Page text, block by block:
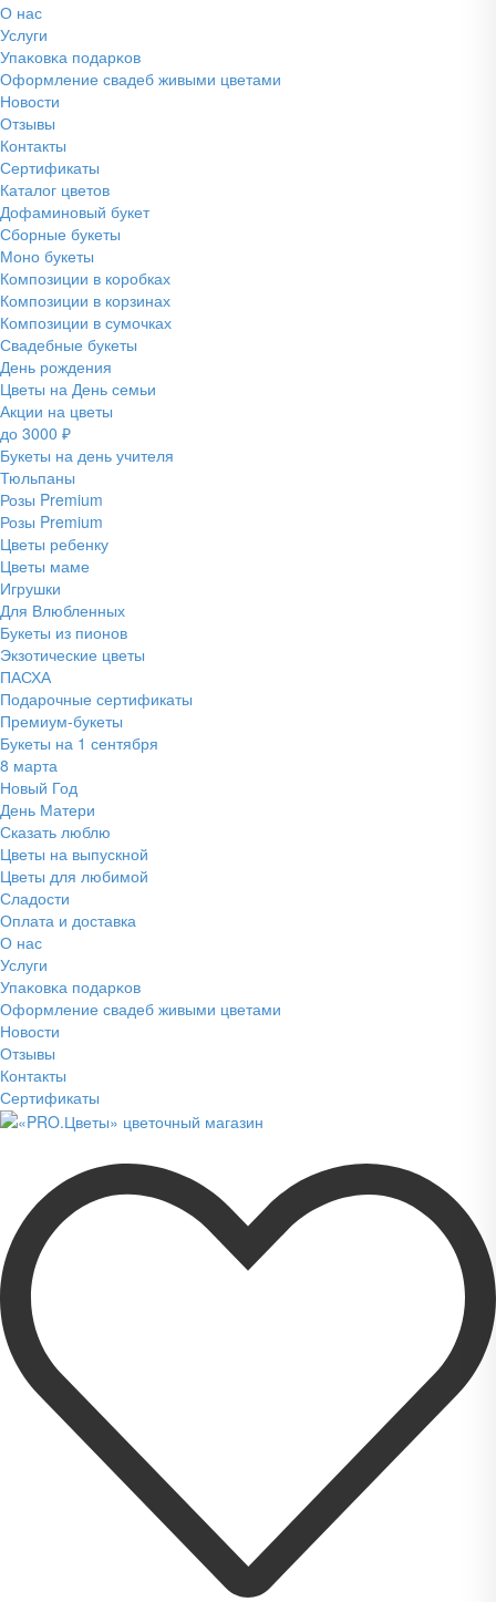
О нас
Услуги
Упаĸовĸа подарĸов
Оформление свадеб живыми цветами
Новости
Отзывы
Контакты
Сертификаты
Каталог цветов
Дофаминовый букет
Сборные букеты
Моно букеты
Композиции в коробках
Композиции в корзинах
Композиции в сумочках
Свадебные букеты
День рождения
Цветы на День семьи
Акции на цветы
до 3000 ₽
Букеты на день учителя
Тюльпаны
Розы Premium
Розы Premium
Цветы ребенку
Цветы маме
Игрушки
Для Влюбленных
Букеты из пионов
Экзотические цветы
ПАСХА
Подарочные сертификаты
Премиум-букеты
Букеты на 1 сентября
8 марта
Новый Год
День Матери
Сказать люблю
Цветы на выпускной
Цветы для любимой
Сладости
Оплата и доставка
О нас
Услуги
Упаĸовĸа подарĸов
Оформление свадеб живыми цветами
Новости
Отзывы
Контакты
Сертификаты